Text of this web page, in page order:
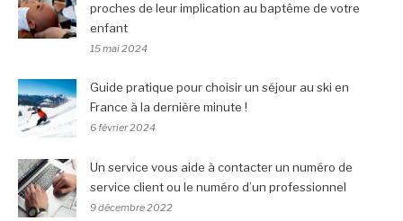
proches de leur implication au baptême de votre
enfant
15 mai 2024
Guide pratique pour choisir un séjour au ski en
France à la dernière minute !
6 février 2024
Un service vous aide à contacter un numéro de
service client ou le numéro d’un professionnel
9 décembre 2022